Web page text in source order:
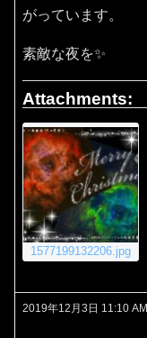
がっています。
素敵な夜を✨
Attachments:
1577199132206.jpg
2019年12月3日 11:10 AM